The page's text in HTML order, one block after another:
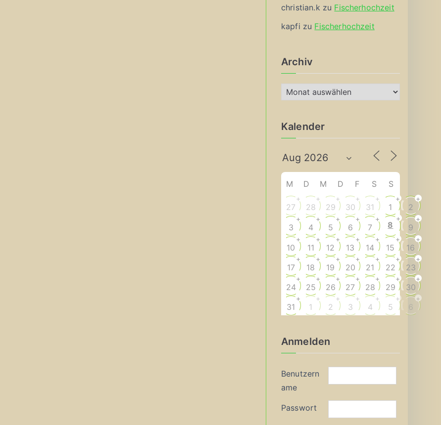
christian.k zu Fischerhochzeit
kapfi zu Fischerhochzeit
Archiv
r
h
v
Kalender
M D M D F S S
27
+
28
+
29
+
30
+
31
+
1
+
2
+
3
+
4
+
5
+
6
+
7
+
8
+
9
+
10
+
11
+
12
+
13
+
14
+
15
+
16
+
17
+
18
+
19
+
20
+
21
+
22
+
23
+
24
+
25
+
26
+
27
+
28
+
29
+
30
+
31
+
1
+
2
+
3
+
4
+
5
+
6
+
Anmelden
Benutzern
ame
Passwort